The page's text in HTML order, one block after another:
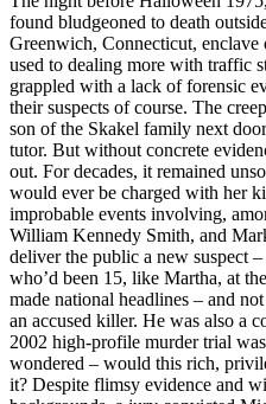
found bludgeoned to death
Greenwich, Connecticut,
used to dealing more with traffic
grappled with a lack of forensic
their suspects of course. The
son of the Skakel family next
tutor. But without concrete
out. For decades, it remained
would ever be charged with her
improbable events involving,
William Kennedy Smith, and
deliver the public a new suspect
who’d been 15, like Martha, at
made national headlines – and
an accused killer. He was also a
2002 high-profile murder trial
wondered – would this rich,
it? Despite flimsy evidence and